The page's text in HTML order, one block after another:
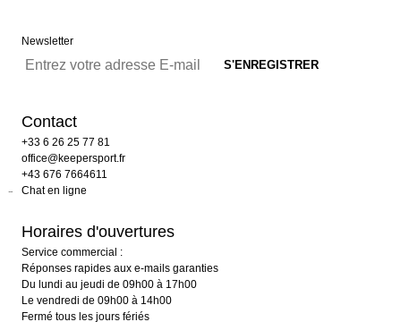
Newsletter
Contact
+33 6 26 25 77 81
office@keepersport.fr
+43 676 7664611
Chat en ligne
Horaires d'ouvertures
Service commercial :
Réponses rapides aux e-mails garanties
Du lundi au jeudi de 09h00 à 17h00
Le vendredi de 09h00 à 14h00
Fermé tous les jours fériés